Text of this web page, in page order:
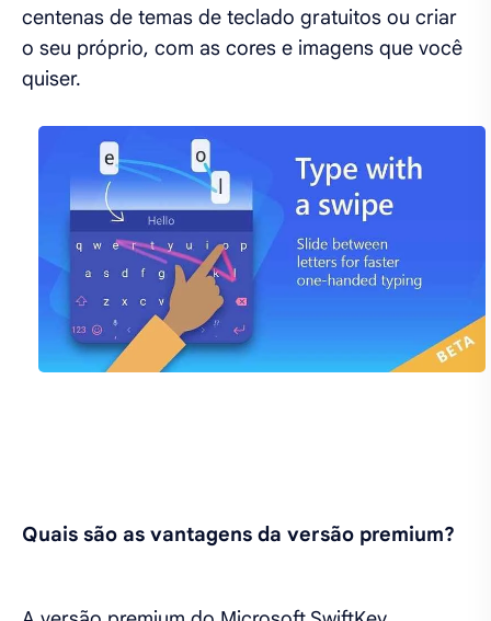
centenas de temas de teclado gratuitos ou criar
o seu próprio, com as cores e imagens que você
quiser.
Quais são as vantagens da versão premium?